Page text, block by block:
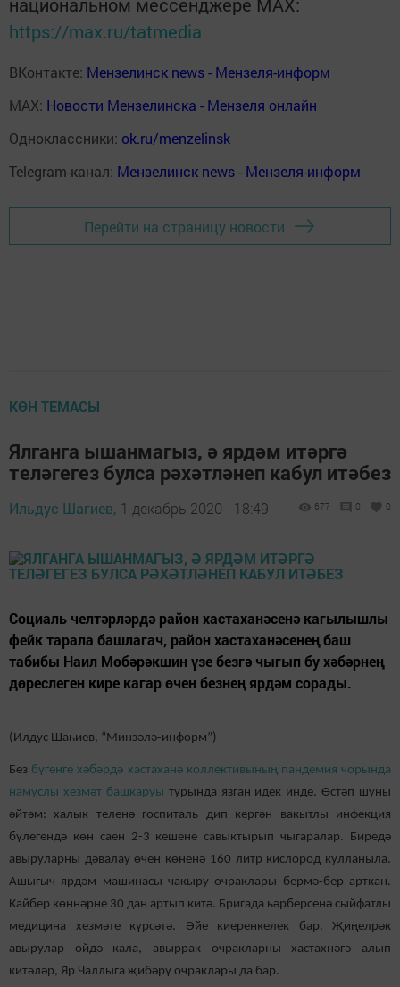
https://max.ru/tatmedia
ВКонтакте: Мензелинск news - Мензеля-информ
MAX: Новости Мензелинска - Мензеля онлайн
Одноклассники: ok.ru/menzelinsk
Telegram-канал: Мензелинск news - Мензеля-информ
Перейти на страницу новости
КӨН ТЕМАСЫ
Ялганга ышанмагыз, ә ярдәм итәргә
теләгегез булса рәхәтләнеп кабул итәбез
Ильдус Шагиев, 1 декабрь 2020 - 18:49 677 0 0
Социаль челтәрләрдә район хастаханәсенә кагылышлы
фейк тарала башлагач, район хастаханәсенең баш
табибы Наил Мөбәрәкшин үзе безгә чыгып бу хәбәрнең
дөреслеген кире кагар өчен безнең ярдәм сорады.
(Илдус Шаһиев, “Минзәлә-информ”)
Без бүгенге хәбәрдә хастаханә коллективының пандемия чорында
намуслы хезмәт башкаруы турында язган идек инде. Өстәп шуны
әйтәм: халык теленә госпиталь дип кергән вакытлы инфекция
бүлегендә көн саен 2-3 кешене савыктырып чыгаралар. Биредә
авыруларны дәвалау өчен көненә 160 литр кислород кулланыла.
Ашыгыч ярдәм машинасы чакыру очраклары бермә-бер арткан.
Кайбер көннәрне 30 дан артып китә. Бригада һәрберсенә сыйфатлы
медицина хезмәте күрсәтә. Әйе киеренкелек бар. Җиңелрәк
авырулар өйдә кала, авыррак очракларны хастахнәгә алып
китәләр, Яр Чаллыга җибәрү очраклары да бар.